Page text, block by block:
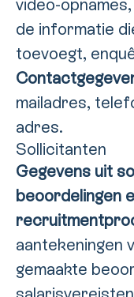
video-
de informatie
toevoegt,
mailadres,
adres.
Sollicitanten
Gegevens uit
beoordelingen
aantekeningen
gemaakte